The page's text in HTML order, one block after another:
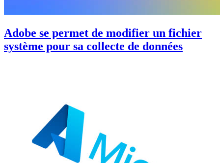
Adobe se permet de modifier un fichier
système pour sa collecte de données